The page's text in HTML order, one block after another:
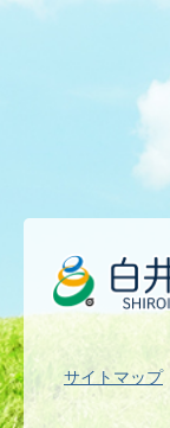
サイトマップ